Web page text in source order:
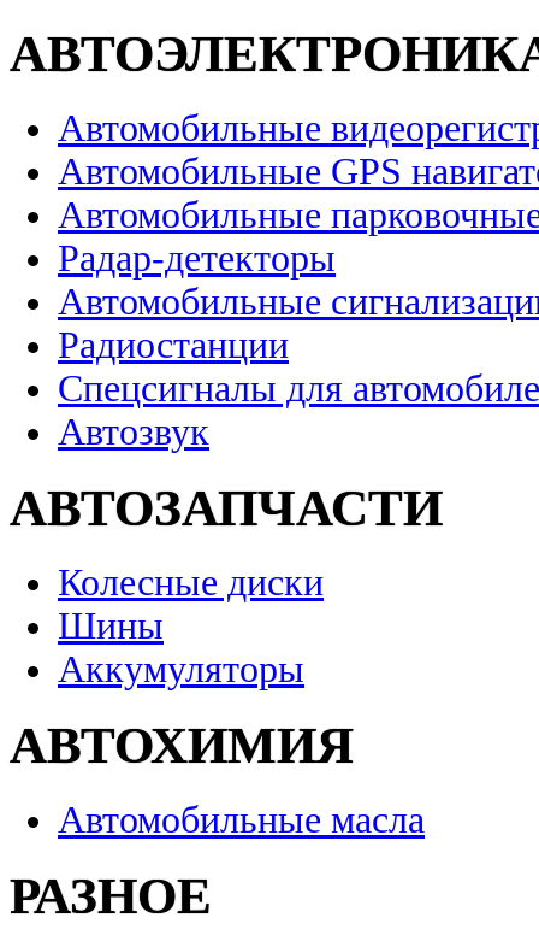
Автомобильные
Автомобильные GPS
Автомобильные
Радар-детекторы
Автомобильные
Радиостанции
Спецсигналы для
Автозвук
АВТОЗАПЧАСТИ
Колесные диски
Шины
Аккумуляторы
АВТОХИМИЯ
Автомобильные масла
РАЗНОЕ